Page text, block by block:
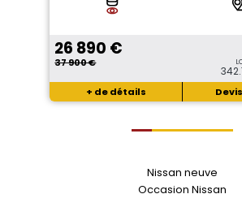
26 890 €
37 900 €
+ de détails
Nissan neuve
Occasion Nissan